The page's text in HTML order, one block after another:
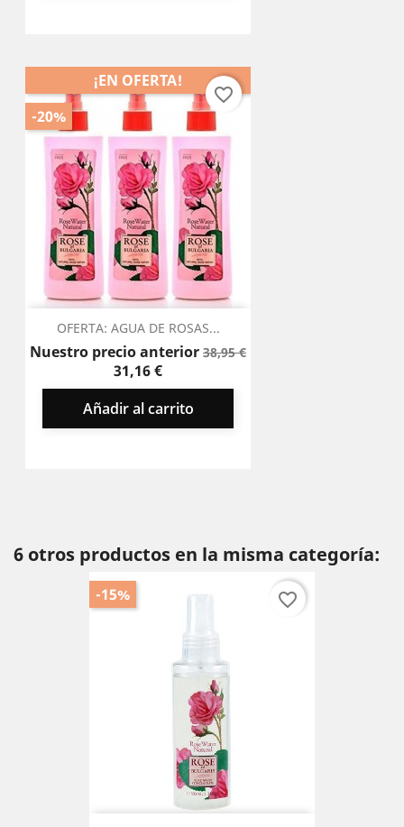
OFERTA: AGUA DE ROSAS...
Nuestro precio anteriorPrecio
38,95 €Precio
31,16 €
Añadir al carrito
¡EN OFERTA!
-20%
favorite_border
6 otros productos en la misma categoría:
-15% favorite_border